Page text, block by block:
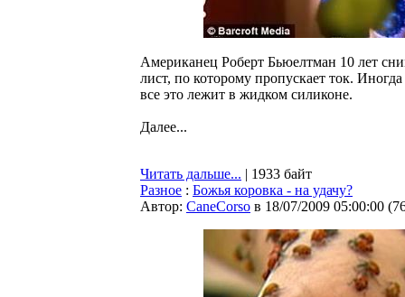
Американец Роберт Бьюелтман 10 лет
лист, по которому пропускает ток.
все это лежит в жидком силиконе.
Далее...
Читать дальше... | 1933 байт
Разное : Божья коровка - на удачу?
Автор: CaneCorso в 18/07/2009 05:00:00 (